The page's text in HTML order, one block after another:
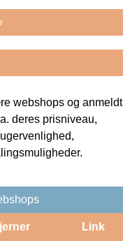
webshops og anmeldt
deres prisniveau,
Link